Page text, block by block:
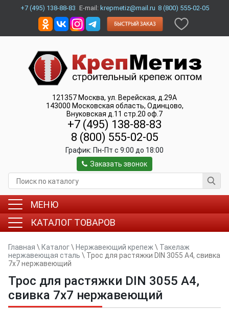
+7 (495) 138-88-83 E-mail: krepmetiz@mail.ru 8 (800) 555-02-05
121357 Москва, ул. Верейская, д.29А
143000 Московская область, Одинцово,
Внуковская д.11 стр.20 оф.7
+7 (495) 138-88-83
8 (800) 555-02-05
График: Пн-Пт c 9:00 до 18:00
Заказать звонок
МЕНЮ
КАТАЛОГ ТОВАРОВ
Главная \ Каталог\ Нержавеющий крепеж \ Такелаж
нержавеющая сталь \ Трос для растяжки DIN 3055 A4, свивка
7х7 нержавеющий
Трос для растяжки DIN 3055 A4,
свивка 7х7 нержавеющий